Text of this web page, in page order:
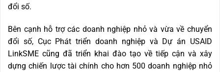
đổi số.
Bên cạnh hỗ trợ các doanh nghiệp nhỏ và vừa về chuyển
đổi số, Cục Phát triển doanh nghiệp và Dự án USAID
LinkSME cũng đã triển khai đào tạo về tiếp cận và xây
dựng chiến lược tài chính cho hơn 500 doanh nghiệp nhỏ